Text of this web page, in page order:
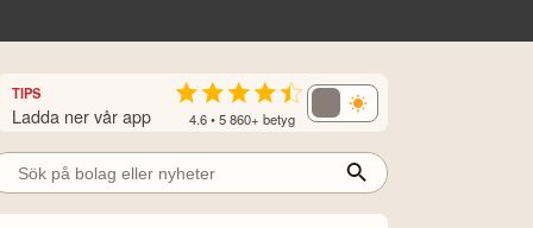
TIPS
Ladda ner vår app 4.6 • 5 860+ betyg